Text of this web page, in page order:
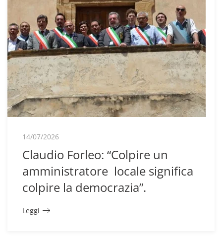
14/07/2026
Claudio Forleo: “Colpire un
amministratore locale significa
colpire la democrazia”.
Leggi